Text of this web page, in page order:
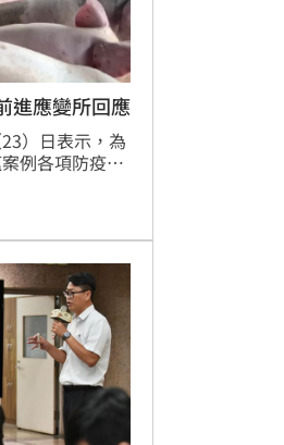
進應變所回應
）日表示，為
例各項防疫處
所，由農業部
台中市動物保
，透過中央與
制疫情，避免